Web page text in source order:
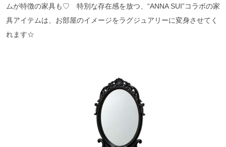
ムが特徴の家具も♡ 特別な存在感を放つ、“ANNA SUI”コラボの家
具アイテムは、お部屋のイメージをラグジュアリーに変身させてく
れます☆